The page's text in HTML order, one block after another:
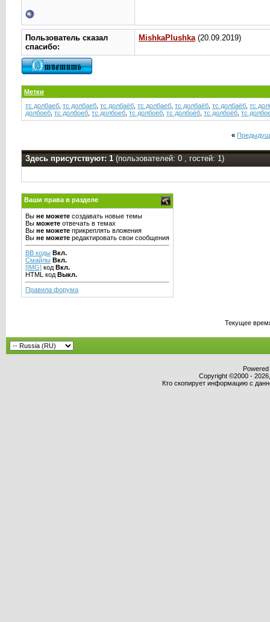
Пользователь сказал
cпасибо:
MishkaPlushka(20.09.2019)
Метки
тс долбаеб, тс долбаеб, тс долбаёб, тс долбаеб, тс долбаёб, тс долбаёб, тс
долбоеб, тс долбоеб, тс долбоеб, тс долбоёб, тс долбоёб, тс долбоёб, тс
«
Здесь присутствуют: 1 (пользователей: 0 , гостей: 1)
Ваши права в разделе
Вы не можетесоздавать новые темы
Вы можетеотвечать в темах
Вы не можетеприкреплять вложения
Вы не можетередактировать свои сообщения
BB коды Вкл.
Смайлы Вкл.
[IMG]код Вкл.
HTML код Выкл.
Правила форума
Текущее
Copyright ©2000 -
Кто скопирует информацию с